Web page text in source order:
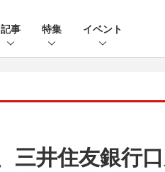
記事 特集 イベント
三井住友銀行